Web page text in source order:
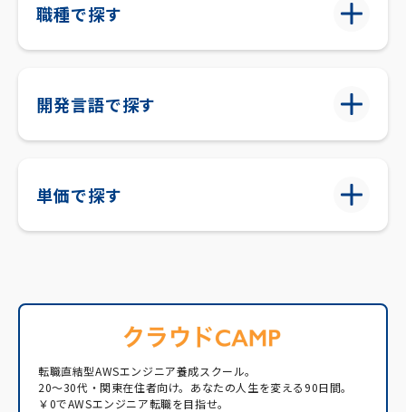
職種で探す
開発言語で探す
単価で探す
転職直結型AWSエンジニア養成スクール。
20〜30代・関東在住者向け。あなたの人生を変える90日間。
￥0でAWSエンジニア転職を目指せ。